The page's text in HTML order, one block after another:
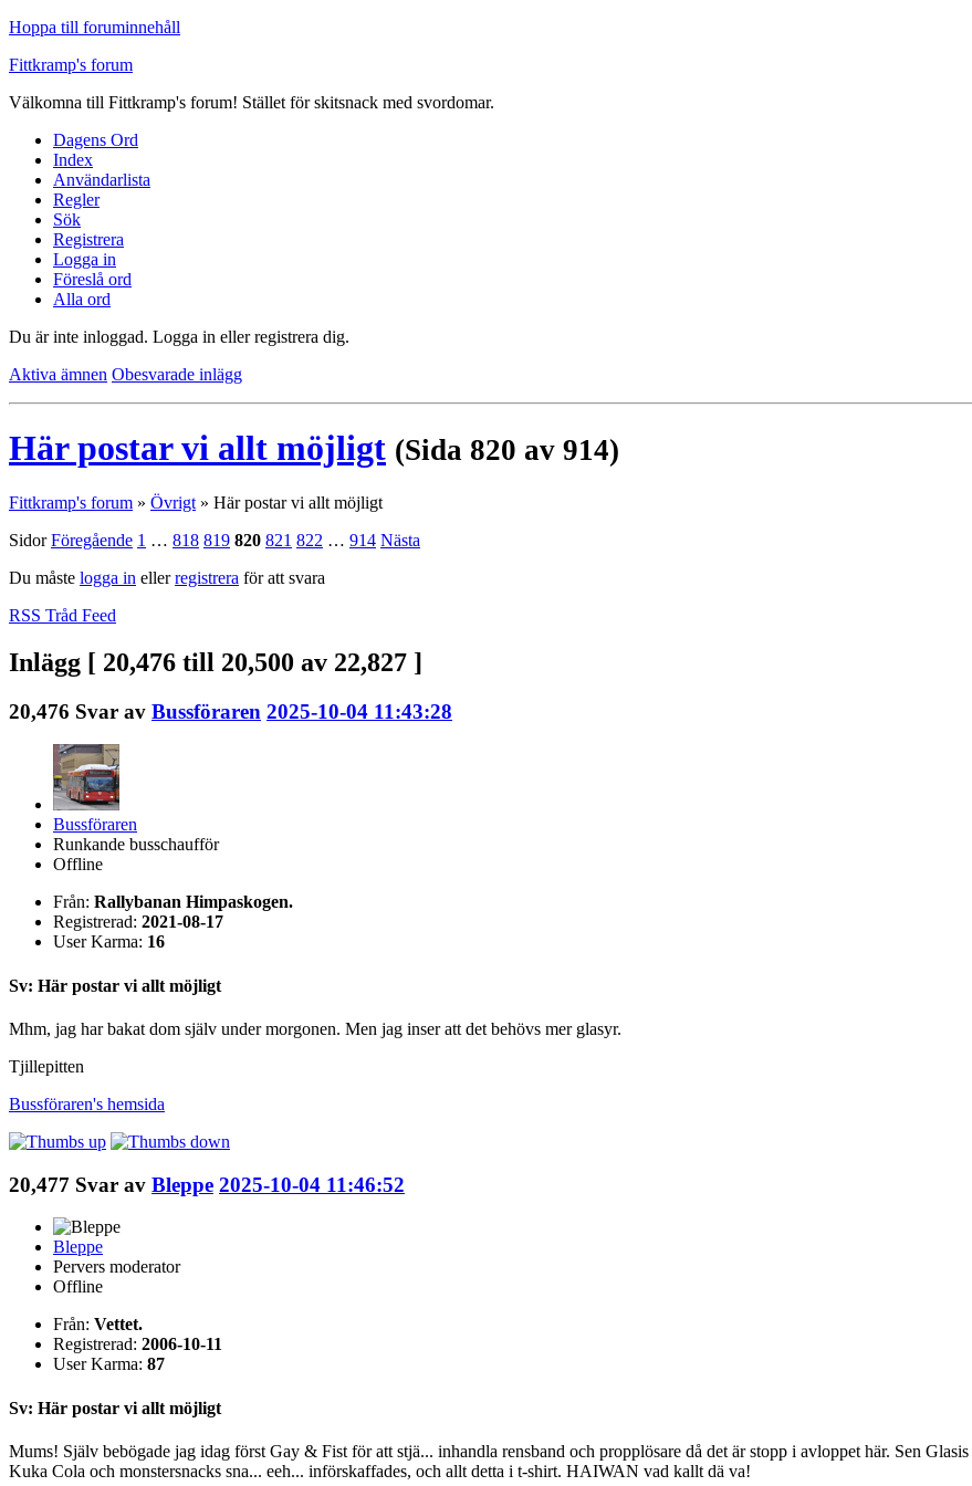
Hoppa till foruminnehåll
Fittkramp's forum
Välkomna till Fittkramp's forum! Stället för skitsnack med svordomar.
Dagens Ord
Index
Användarlista
Regler
Sök
Registrera
Logga in
Föreslå ord
Alla ord
Du är inte inloggad. Logga in eller registrera dig.
Aktiva ämnen Obesvarade inlägg
Här postar vi allt möjligt (Sida 820 av 914)
Fittkramp's forum » Övrigt » Här postar vi allt möjligt
Sidor Föregående 1 … 818 819 820 821 822 … 914 Nästa
Du måste logga in ellerregistrera för att svara
RSS Tråd Feed
Inlägg [ 20,476 till 20,500 av 22,827 ]
20,476 Svar av Bussföraren 2025-10-04 11:43:28
Bussföraren
Runkande busschaufför
Offline
Från: Rallybanan Himpaskogen.
Registrerad: 2021-08-17
User Karma: 16
Sv: Här postar vi allt möjligt
Mhm, jag har bakat dom själv under morgonen. Men jag inser att det behövs mer glasyr.
Tjillepitten
Bussföraren's hemsida
20,477 Svar av Bleppe 2025-10-04 11:46:52
Bleppe
Pervers moderator
Offline
Från: Vettet.
Registrerad: 2006-10-11
User Karma: 87
Sv: Här postar vi allt möjligt
Mums! Själv bebögade jag idag först Gay & Fist för att stjä... inhandla rensband och propplösare då det är stopp i avloppet här. Sen
Kuka Cola och monstersnacks sna... eeh... införskaffades, och allt detta i t-shirt. HAIWAN vad kallt dä va!